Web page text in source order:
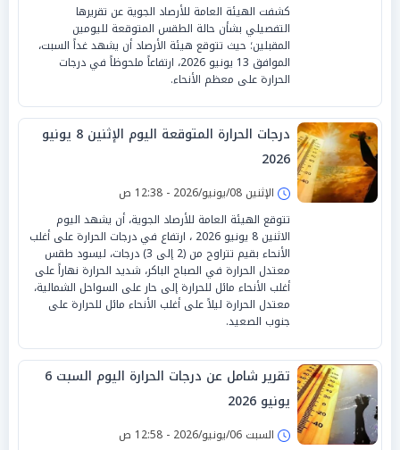
كشفت الهيئة العامة للأرصاد الجوية عن تقريرها
التفصيلي بشأن حالة الطقس المتوقعة لليومين
المقبلين؛ حيث تتوقع هيئة الأرصاد أن يشهد غداً السبت،
الموافق 13 يونيو 2026، ارتفاعاً ملحوظاً في درجات
الحرارة على معظم الأنحاء.
درجات الحرارة المتوقعة اليوم الإثنين 8 يونيو
2026
الإثنين 08/يونيو/2026 - 12:38 ص
تتوقع الهيئة العامة للأرصاد الجوية، أن يشهد اليوم
الاثنين 8 يونيو 2026 ، ارتفاع في درجات الحرارة على أغلب
الأنحاء بقيم تتراوح من (2 إلى 3) درجات، ل​يسود طقس
معتدل الحرارة في الصباح الباكر، شديد الحرارة نهاراً على
أغلب الأنحاء مائل للحرارة إلى حار على السواحل الشمالية،
معتدل الحرارة ليلاً على أغلب الأنحاء مائل للحرارة على
جنوب الصعيد.
تقرير شامل عن درجات الحرارة اليوم السبت 6
يونيو 2026
السبت 06/يونيو/2026 - 12:58 ص